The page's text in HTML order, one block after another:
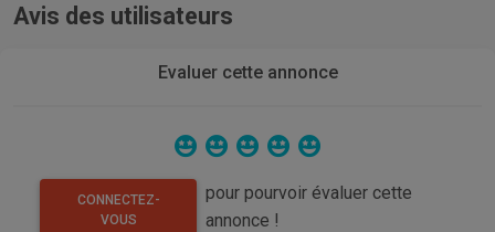
Avis des utilisateurs
Evaluer cette annonce
CONNECTEZ-
VOUS
pour pourvoir évaluer cette
annonce !